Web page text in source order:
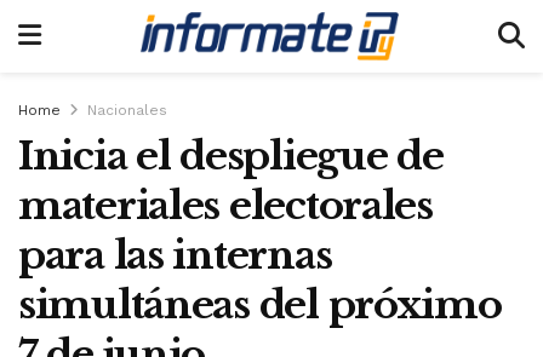
Home Nacionales
Inicia el despliegue de
materiales electorales
para las internas
simultáneas del próximo